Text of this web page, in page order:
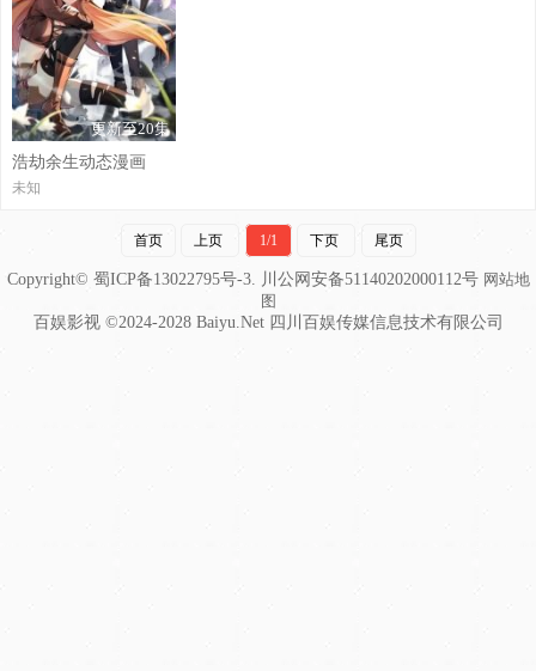
更新至20集
浩劫余生动态漫画
未知
首页 上页 1/1 下页 尾页
Copyright© 蜀ICP备13022795号-3. 川公网安备51140202000112号 网站地
图
百娱影视 ©2024-2028 Baiyu.Net 四川百娱传媒信息技术有限公司